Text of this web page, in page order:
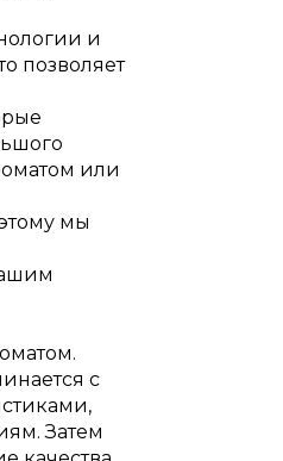
и
позволяет
или
мы
с
Затем